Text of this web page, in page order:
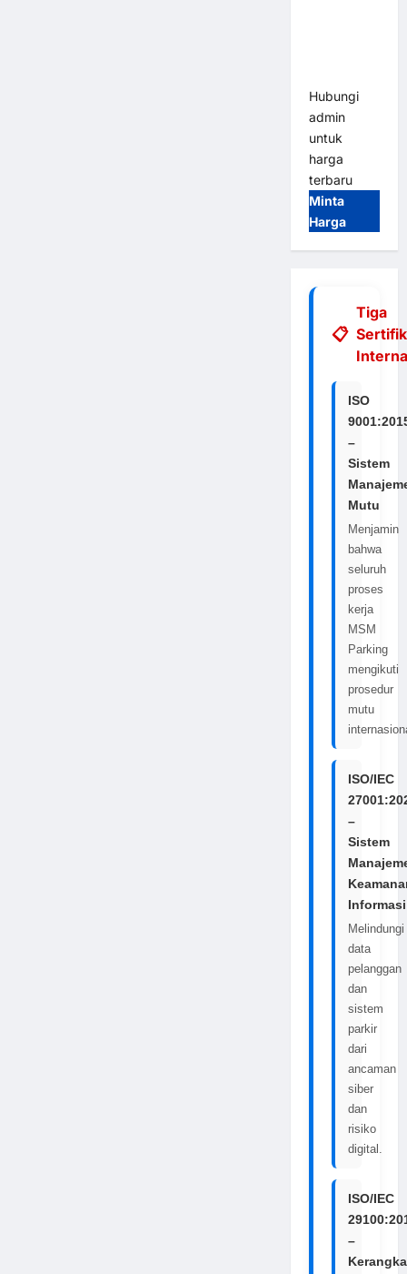
Hubungi
admin
untuk
harga
terbaru
Minta
Harga
Tiga
ISO
–
Sistem
Mutu
Menjamin
bahwa
seluruh
proses
kerja
MSM
Parking
mengikuti
prosedur
mutu
ISO/IEC
–
Sistem
Informasi
Melindungi
data
pelanggan
dan
sistem
parkir
dari
ancaman
siber
dan
risiko
digital.
ISO/IEC
–
Kerangka